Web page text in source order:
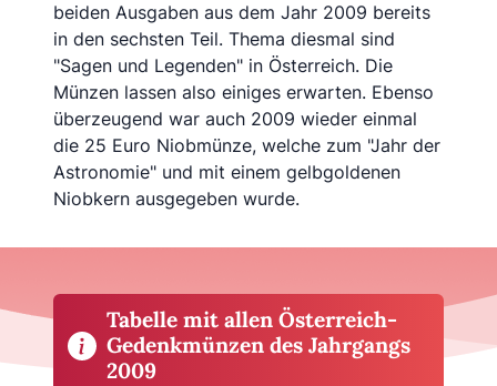
beiden Ausgaben aus dem Jahr 2009 bereits
in den sechsten Teil. Thema diesmal sind
"Sagen und Legenden" in Österreich. Die
Münzen lassen also einiges erwarten. Ebenso
überzeugend war auch 2009 wieder einmal
die 25 Euro Niobmünze, welche zum "Jahr der
Astronomie" und mit einem gelbgoldenen
Niobkern ausgegeben wurde.
Tabelle mit allen Österreich-
Gedenkmünzen des Jahrgangs
2009